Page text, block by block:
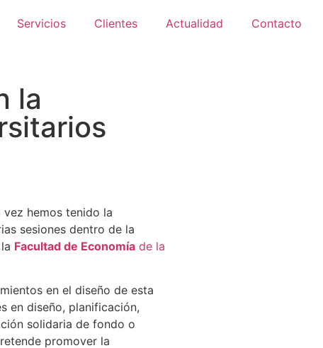
Servicios Clientes Actualidad Contacto
la
vez hemos tenido la
sesiones dentro de la
Facultad de Economíade la
en el diseño de esta
en diseño, planificación,
solidaria de fondo o
promover la